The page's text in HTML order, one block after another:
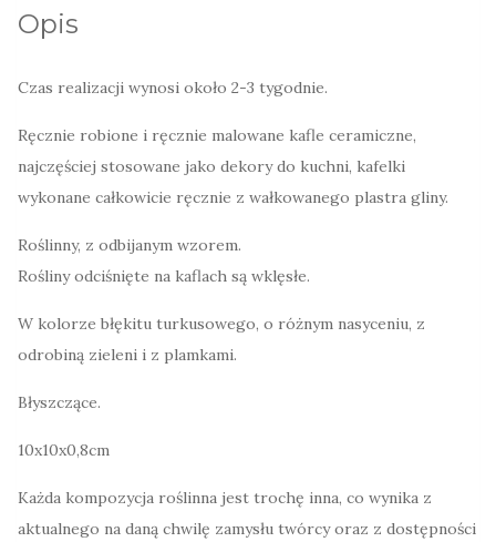
Opis
Czas realizacji wynosi około 2-3 tygodnie.
Ręcznie robione i ręcznie malowane kafle ceramiczne,
najczęściej stosowane jako dekory do kuchni, kafelki
wykonane całkowicie ręcznie z wałkowanego plastra gliny.
Roślinny, z odbijanym wzorem.
Rośliny odciśnięte na kaflach są wklęsłe.
W kolorze błękitu turkusowego, o różnym nasyceniu, z
odrobiną zieleni i z plamkami.
Błyszczące.
10x10x0,8cm
Każda kompozycja roślinna jest trochę inna, co wynika z
aktualnego na daną chwilę zamysłu twórcy oraz z dostępności